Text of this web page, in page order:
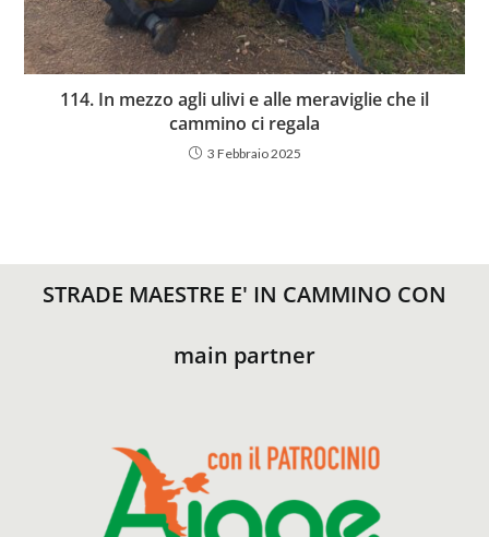
114. In mezzo agli ulivi e alle meraviglie che il
cammino ci regala
3 Febbraio 2025
STRADE MAESTRE E' IN CAMMINO CON
main partner